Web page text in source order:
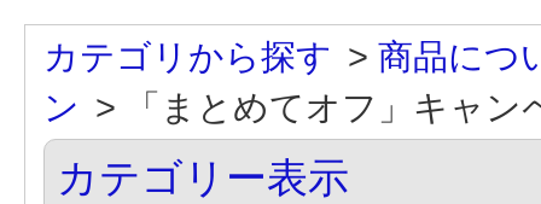
カテゴリから探す > 商品につ
ン > 「まとめてオフ」キャ
カテゴリー表示